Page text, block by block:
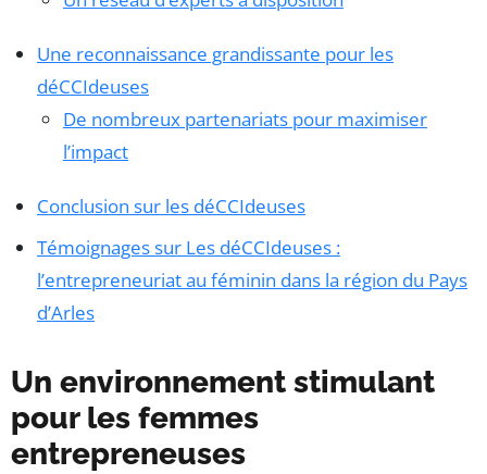
Une reconnaissance grandissante pour les
déCCIdeuses
De nombreux partenariats pour maximiser
l’impact
Conclusion sur les déCCIdeuses
Témoignages sur Les déCCIdeuses :
l’entrepreneuriat au féminin dans la région du Pays
d’Arles
Un environnement stimulant
pour les femmes
entrepreneuses